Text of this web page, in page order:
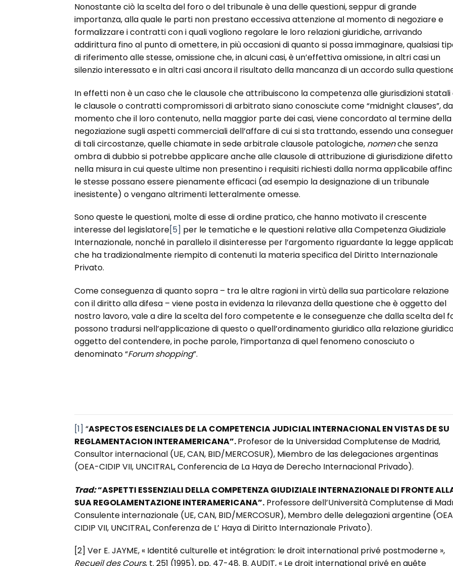
Nonostante ciò la scelta del foro o del tribunale è una delle questioni, seppur di grande
importanza, alla quale le parti non prestano eccessiva attenzione al momento di negoziare e
formalizzare i contratti con i quali vogliono regolare le loro relazioni giuridiche, arrivando
addirittura fino al punto di omettere, in più occasioni di quanto si possa immaginare, qualsiasi
di riferimento alle stesse, omissione che, in alcuni casi, è un’effettiva omissione, in altri casi un
silenzio interessato e in altri casi ancora il risultato della mancanza di un accordo sulla
In effetti non è un caso che le clausole che attribuiscono la competenza alle giurisdizioni statali
le clausole o contratti compromissori di arbitrato siano conosciute come “midnight clauses”,
momento che il loro contenuto, nella maggior parte dei casi, viene concordato al termine della
negoziazione sugli aspetti commerciali dell’affare di cui si sta trattando, essendo una
di tali circostanze, quelle chiamate in sede arbitrale clausole patologiche, nomenche senza
ombra di dubbio si potrebbe applicare anche alle clausole di attribuzione di giurisdizione
nella misura in cui queste ultime non presentino i requisiti richiesti dalla norma applicabile
le stesse possano essere pienamente efficaci (ad esempio la designazione di un tribunale
inesistente) o vengano altrimenti letteralmente omesse.
Sono queste le questioni, molte di esse di ordine pratico, che hanno motivato il crescente
interesse del legislatore[5] per le tematiche e le questioni relative alla Competenza Giudiziale
Internazionale, nonché in parallelo il disinteresse per l’argomento riguardante la legge
che ha tradizionalmente riempito di contenuti la materia specifica del Diritto Internazionale
Privato.
Come conseguenza di quanto sopra – tra le altre ragioni in virtù della sua particolare relazione
con il diritto alla difesa – viene posta in evidenza la rilevanza della questione che è oggetto del
nostro lavoro, vale a dire la scelta del foro competente e le conseguenze che dalla scelta del
possono tradursi nell’applicazione di questo o quell’ordinamento giuridico alla relazione
oggetto del contendere, in poche parole, l’importanza di quel fenomeno conosciuto o
denominato “Forum shopping”.
[1] “ASPECTOS ESENCIALES DE LA COMPETENCIA JUDICIAL INTERNACIONAL EN VISTAS DE SU
REGLAMENTACION INTERAMERICANA”.Profesor de la Universidad Complutense de Madrid,
Consultor internacional (UE, CAN, BID/MERCOSUR), Miembro de las delegaciones argentinas
(OEA-CIDIP VII, UNCITRAL, Conferencia de La Haya de Derecho Internacional Privado).
Trad:“ASPETTI ESSENZIALI DELLA COMPETENZA GIUDIZIALE INTERNAZIONALE DI FRONTE
SUA REGOLAMENTAZIONE INTERAMERICANA”. Professore dell’Università Complutense di
Consulente internazionale (UE, CAN, BID/MERCOSUR), Membro delle delegazioni argentine
CIDIP VII, UNCITRAL, Conferenza de L’ Haya di Diritto Internazionale Privato).
[2] Ver E. JAYME, « Identité culturelle et intégration: le droit international privé postmoderne »,
Recueil des Cours, t. 251 (1995), pp. 47-48. B. AUDIT, « Le droit international privé en quête